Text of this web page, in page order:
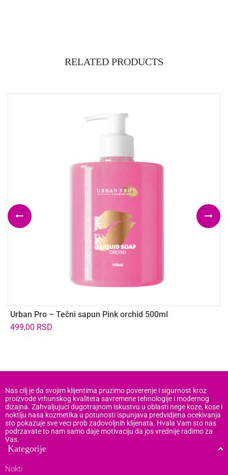
RELATED PRODUCTS
Urban Pro – Tečni sapun Pink orchid 500ml
499,00 RSD
Nas cilj je da svojim klijentima pruzimo poverenje i sigurnost kroz
proizvode vrhunskog kvaliteta savremene tehnologije i modernog
dizajna. Zahvaljujuci dugotrajnom iskustvu u oblasti nege koze, kose i
noktiju nasa kozmetika u potunosti ispunjava predvidjena ocekivanja
sto pokazuje sve veci prob zadovoljnih klijenata. Hvala Vam sto nas
podrzavate to nam samo daje motivaciju da jos vrednije radimo za
Vas.
Kategorije
Nokti